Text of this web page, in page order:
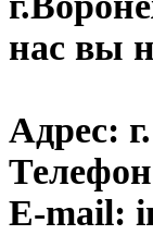
нас вы
Адрес:
E-mail: